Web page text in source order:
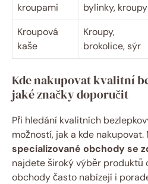
kroupami
bylinky, kroupy
Kroupová
kaše
Kroupy,
brokolice, sýr
Kde nakupovat kvalitní
jaké značky doporučit
Při hledání kvalitních
možností, jak a kde
specializované obchody se
najdete široký výběr produktů
obchody často nabízejí i